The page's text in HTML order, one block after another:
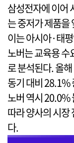
삼성전자에 이어
는 중저가 제품을
이는 아시아·태
노버는 교육용 수
로 분석된다. 올
동기 대비 28.1%
노버 역시 20.0%
따라 양사의 시
다.